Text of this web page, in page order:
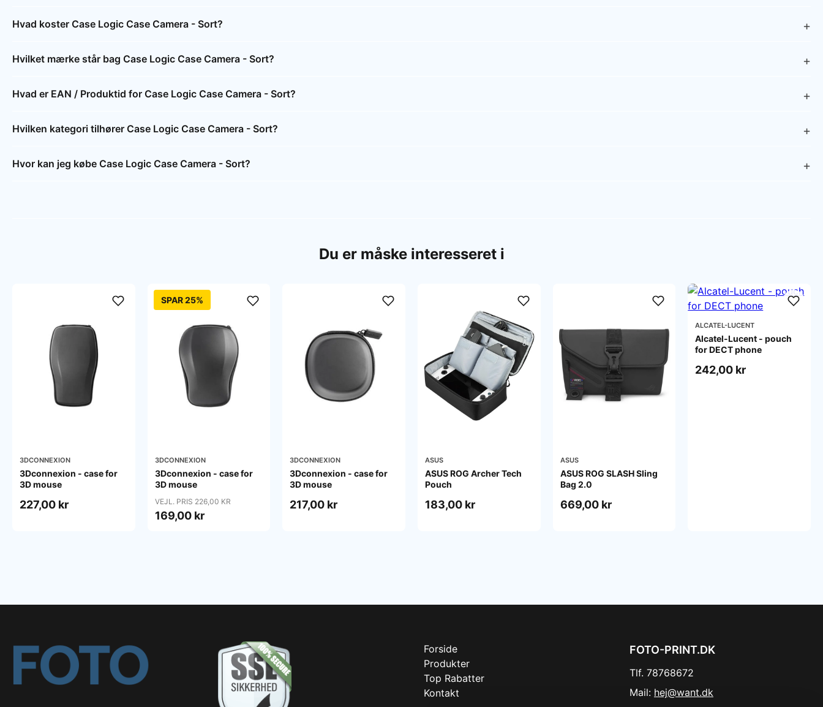
Hvad koster Case Logic Case Camera - Sort?
Hvilket mærke står bag Case Logic Case Camera - Sort?
Hvad er EAN / Produktid for Case Logic Case Camera - Sort?
Hvilken kategori tilhører Case Logic Case Camera - Sort?
Hvor kan jeg købe Case Logic Case Camera - Sort?
Du er måske interesseret i
3DCONNEXION
3Dconnexion - case for
3D mouse
227,00 kr
SPAR 25%
3DCONNEXION
3Dconnexion - case for
3D mouse
VEJL. PRIS 226,00 KR
169,00 kr
3DCONNEXION
3Dconnexion - case for
3D mouse
217,00 kr
ASUS
ASUS ROG Archer Tech
Pouch
183,00 kr
ASUS
ASUS ROG SLASH Sling
Bag 2.0
669,00 kr
ALCATEL-LUCENT
Alcatel-Lucent - pouch
for DECT phone
242,00 kr
Forside
Produkter
Top Rabatter
Kontakt
FOTO-PRINT.DK
Tlf. 78768672
Mail: hej@want.dk